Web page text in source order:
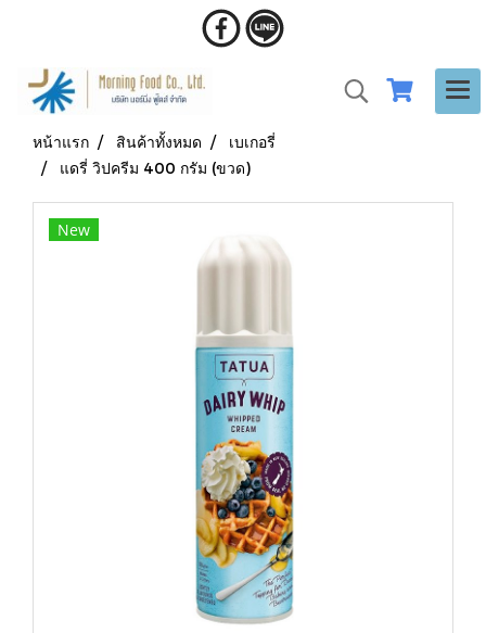
หน้าแรก สินค้าทั้งหมด
เบเกอรี่
แดรี่ วิปครีม 400 กรัม (ขวด)
New